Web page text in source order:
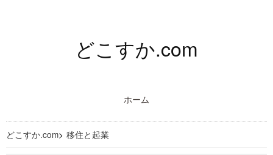
どこすか.com
ホーム
どこすか.com> 移住と起業